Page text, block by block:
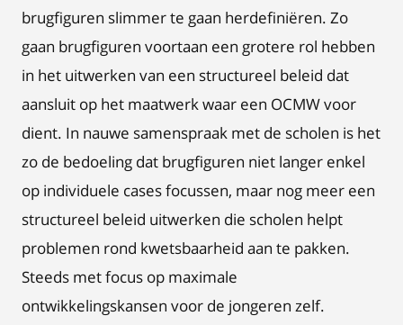
brugfiguren slimmer te gaan herdefiniëren. Zo
gaan brugfiguren voortaan een grotere rol hebben
in het uitwerken van een structureel beleid dat
aansluit op het maatwerk waar een OCMW voor
dient. In nauwe samenspraak met de scholen is het
zo de bedoeling dat brugfiguren niet langer enkel
op individuele cases focussen, maar nog meer een
structureel beleid uitwerken die scholen helpt
problemen rond kwetsbaarheid aan te pakken.
Steeds met focus op maximale
ontwikkelingskansen voor de jongeren zelf.